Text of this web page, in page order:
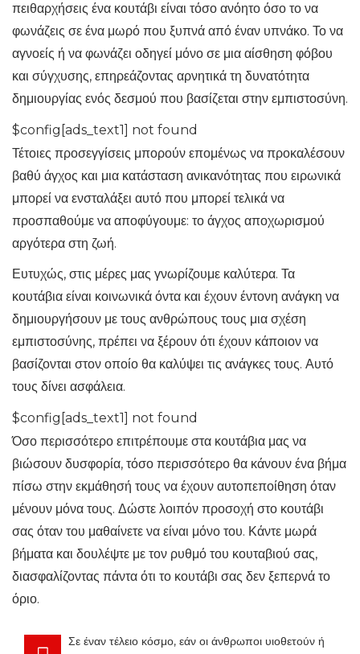
πειθαρχήσεις ένα κουτάβι είναι τόσο ανόητο όσο το να
φωνάζεις σε ένα μωρό που ξυπνά από έναν υπνάκο. Το να
αγνοείς ή να φωνάζει οδηγεί μόνο σε μια αίσθηση φόβου
και σύγχυσης, επηρεάζοντας αρνητικά τη δυνατότητα
δημιουργίας ενός δεσμού που βασίζεται στην εμπιστοσύνη.
$config[ads_text1] not found
Τέτοιες προσεγγίσεις μπορούν επομένως να προκαλέσουν
βαθύ άγχος και μια κατάσταση ανικανότητας που ειρωνικά
μπορεί να ενσταλάξει αυτό που μπορεί τελικά να
προσπαθούμε να αποφύγουμε: το άγχος αποχωρισμού
αργότερα στη ζωή.
Ευτυχώς, στις μέρες μας γνωρίζουμε καλύτερα. Τα
κουτάβια είναι κοινωνικά όντα και έχουν έντονη ανάγκη να
δημιουργήσουν με τους ανθρώπους τους μια σχέση
εμπιστοσύνης, πρέπει να ξέρουν ότι έχουν κάποιον να
βασίζονται στον οποίο θα καλύψει τις ανάγκες τους. Αυτό
τους δίνει ασφάλεια.
$config[ads_text1] not found
Όσο περισσότερο επιτρέπουμε στα κουτάβια μας να
βιώσουν δυσφορία, τόσο περισσότερο θα κάνουν ένα βήμα
πίσω στην εκμάθησή τους να έχουν αυτοπεποίθηση όταν
μένουν μόνα τους. Δώστε λοιπόν προσοχή στο κουτάβι
σας όταν του μαθαίνετε να είναι μόνο του. Κάντε μωρά
βήματα και δουλέψτε με τον ρυθμό του κουταβιού σας,
διασφαλίζοντας πάντα ότι το κουτάβι σας δεν ξεπερνά το
όριο.
Σε έναν τέλειο κόσμο, εάν οι άνθρωποι υιοθετούν ή